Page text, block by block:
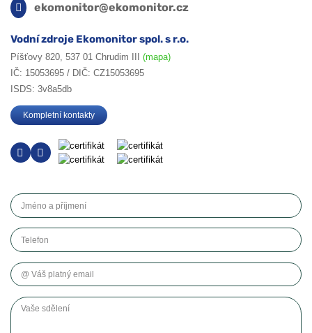
ekomonitor@ekomonitor.cz
Vodní zdroje Ekomonitor spol. s r.o.
Píšťovy 820, 537 01 Chrudim III (mapa)
IČ: 15053695 / DIČ: CZ15053695
ISDS: 3v8a5db
Kompletní kontakty
Jméno a příjmení
Telefon
Váš platný email
Vaše sdělení